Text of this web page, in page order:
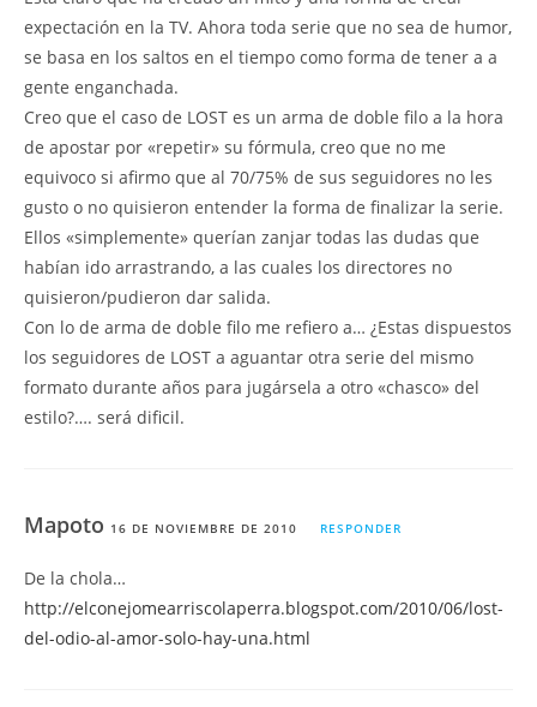
expectación en la TV. Ahora toda serie que no sea de humor,
se basa en los saltos en el tiempo como forma de tener a a
gente enganchada.
Creo que el caso de LOST es un arma de doble filo a la hora
de apostar por «repetir» su fórmula, creo que no me
equivoco si afirmo que al 70/75% de sus seguidores no les
gusto o no quisieron entender la forma de finalizar la serie.
Ellos «simplemente» querían zanjar todas las dudas que
habían ido arrastrando, a las cuales los directores no
quisieron/pudieron dar salida.
Con lo de arma de doble filo me refiero a… ¿Estas dispuestos
los seguidores de LOST a aguantar otra serie del mismo
formato durante años para jugársela a otro «chasco» del
estilo?…. será dificil.
Mapoto 16 DE NOVIEMBRE DE 2010 RESPONDER
De la chola…
http://elconejomearriscolaperra.blogspot.com/2010/06/lost-
del-odio-al-amor-solo-hay-una.html